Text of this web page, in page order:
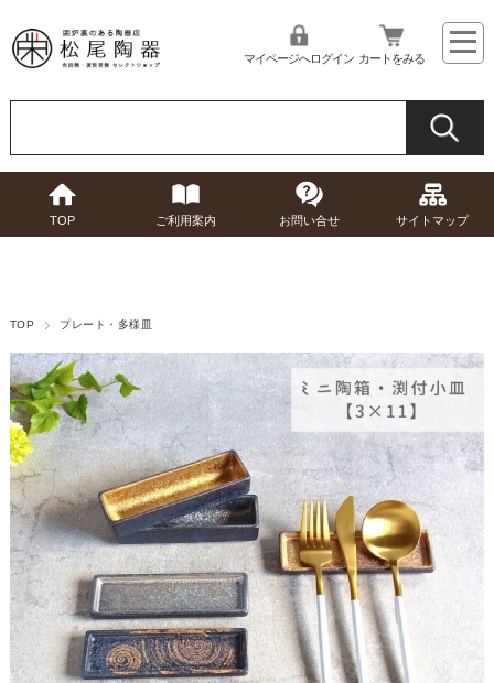
マイページへログイン カートをみる
TOP ご利用案内 お問い合せ サイトマップ
TOP プレート・多様皿